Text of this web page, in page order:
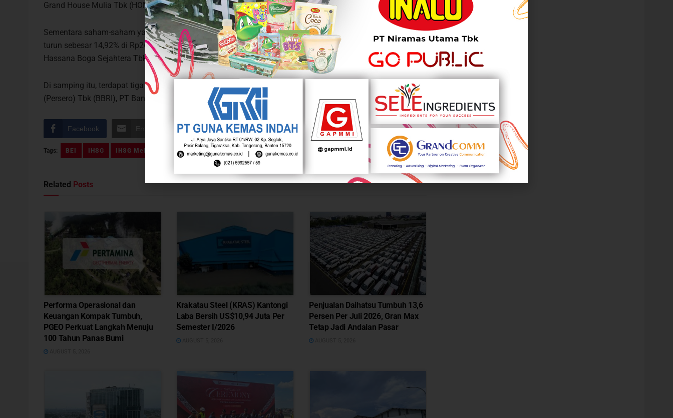
Grand House Mulia Tbk (HOMI) naik sebesar 13,87% di Rp780.
Sementara saham-saham yang masuk dalam top losers siang ini diantaranya PT Bukit Asam Tbk (PTBA)
turun sebesar 14,92% di Rp2680, PT Aviana Sinar Abadi Tbk (IRSX) turun sebesar 10,26% di Rp140 dan PT
Hassana Boga Sejahtera Tbk (NAYZ) turun sebesar 9,71% di Rp93.
Di samping itu, terdapat tiga saham yang aktif diperdagangkan antara lain, PT Bank Rakyat Indonesia
(Persero) Tbk (BBRI), PT Bank Mandiri (Persero) Tbk (BMRI), PT GoTo Gojek Tokopedia Tbk (GOTO).
Facebook Email Pinterest WhatsApp Twitter
Tags: BEI IHSG IHSG Melemah Perdagangan Sesi 1
Related Posts
Performa Operasional dan
Keuangan Kompak Tumbuh,
PGEO Perkuat Langkah Menuju
100 Tahun Panas Bumi
Krakatau Steel (KRAS) Kantongi
Laba Bersih US$10,94 Juta Per
Semester I/2026
Penjualan Daihatsu Tumbuh 13,6
Persen Per Juli 2026, Gran Max
Tetap Jadi Andalan Pasar